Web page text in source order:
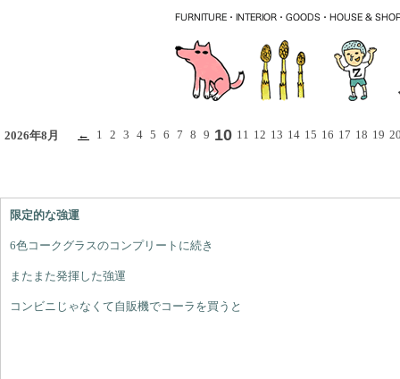
2026年8月 ← 1 2 3 4 5 6 7 8 9 10 11 12 13 14 15 16 17 18 19
限定的な強運
6色コークグラスのコンプリートに続き
またまた発揮した強運
コンビニじゃなくて自販機でコーラを買うと